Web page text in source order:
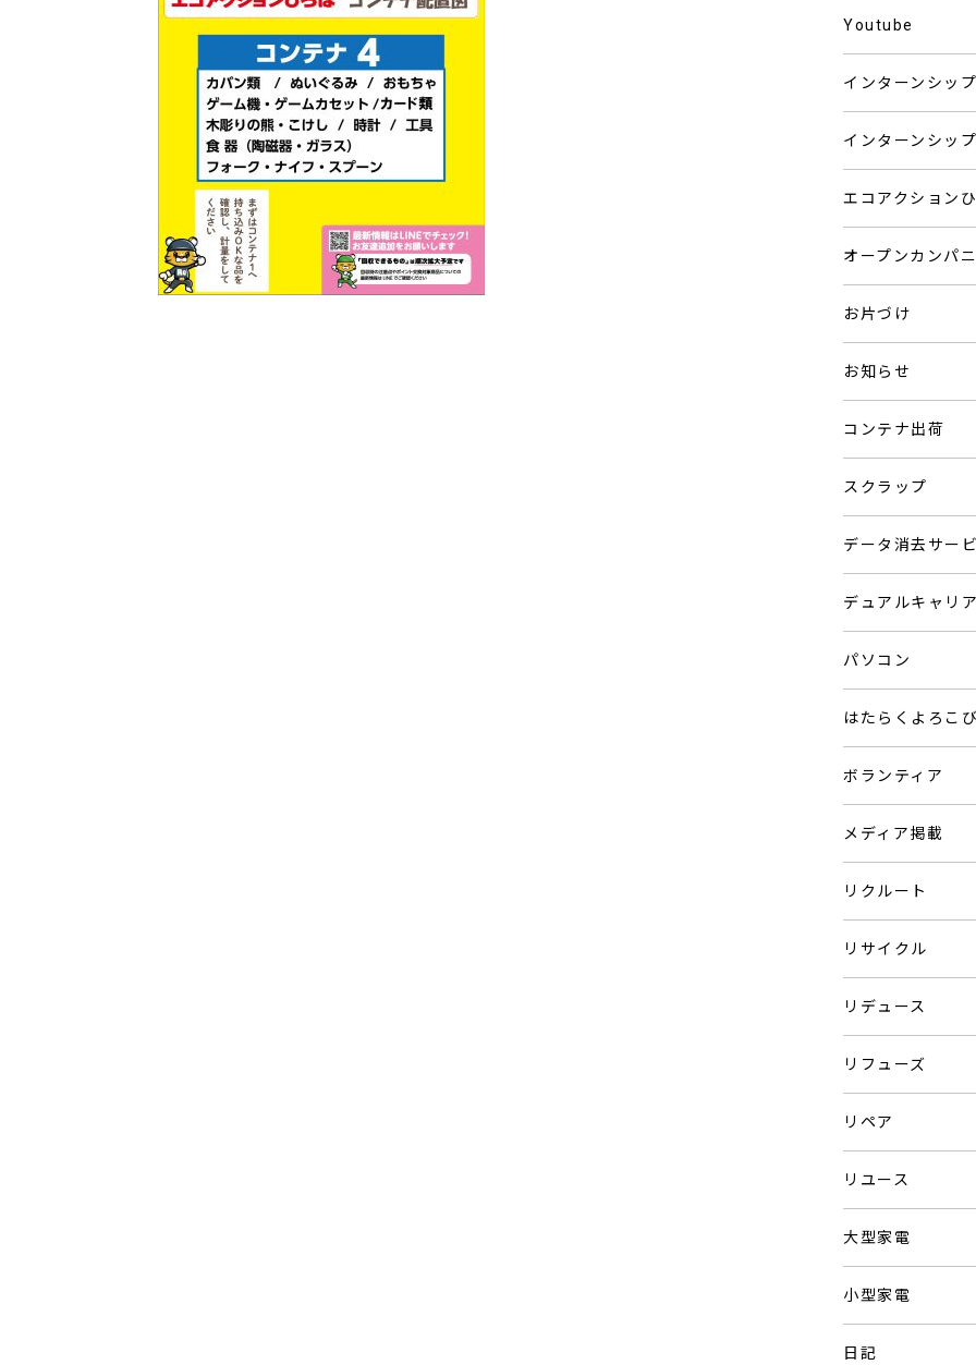
Youtube
インターンシップ
インターンシップ
エコアクション
オープンカンパ
お片づけ
お知らせ
コンテナ出荷
スクラップ
データ消去サー
デュアルキャリア
パソコン
はたらくよろこび
ボランティア
メディア掲載
リクルート
リサイクル
リデュース
リフューズ
リペア
リユース
大型家電
小型家電
日記